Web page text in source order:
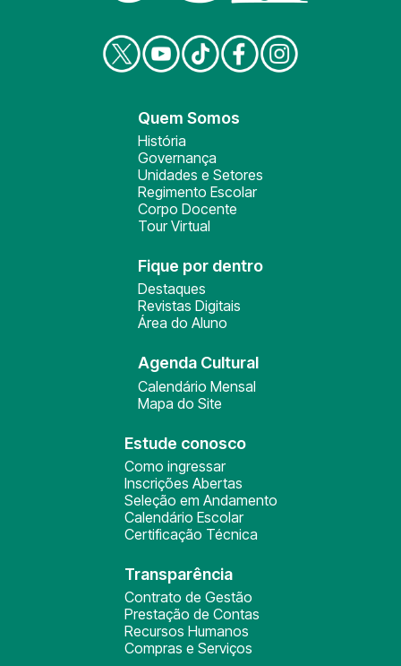
Quem Somos
História
Governança
Unidades e Setores
Regimento Escolar
Corpo Docente
Tour Virtual
Fique por dentro
Destaques
Revistas Digitais
Área do Aluno
Agenda Cultural
Calendário Mensal
Mapa do Site
Estude conosco
Como ingressar
Inscrições Abertas
Seleção em Andamento
Calendário Escolar
Certificação Técnica
Transparência
Contrato de Gestão
Prestação de Contas
Recursos Humanos
Compras e Serviços